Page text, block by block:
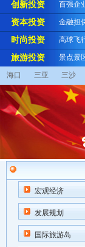
创新投资 百强企
资本投资 金融担
时尚投资 高球飞
旅游投资 景点景
海口 三亚 三沙
宏观经济
发展规划
国际旅游岛